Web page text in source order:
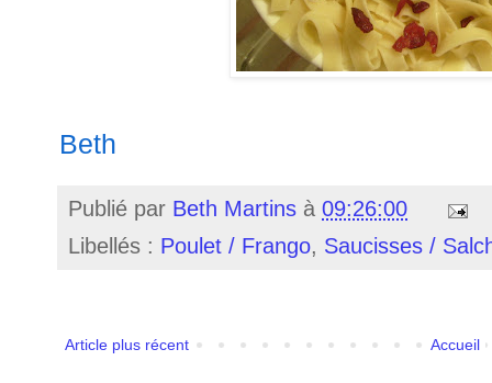
Beth
Publié par Beth Martins à 09:26:00
Libellés : Poulet / Frango, Saucisses /
Article plus récent Accueil